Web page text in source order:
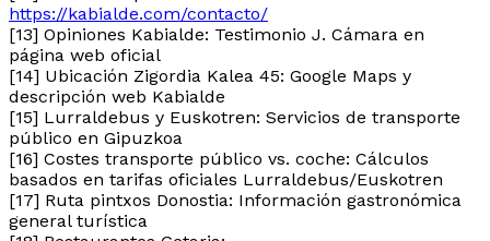
https://kabialde.com/contacto/
[13] Opiniones Kabialde: Testimonio J. Cámara en
página web oficial
[14] Ubicación Zigordia Kalea 45: Google Maps y
descripción web Kabialde
[15] Lurraldebus y Euskotren: Servicios de transporte
público en Gipuzkoa
[16] Costes transporte público vs. coche: Cálculos
basados en tarifas oficiales Lurraldebus/Euskotren
[17] Ruta pintxos Donostia: Información gastronómica
general turística